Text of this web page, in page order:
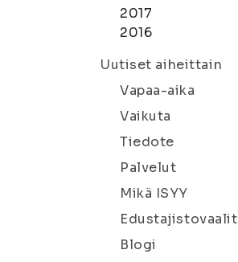
2017
2016
Uutiset aiheittain
Vapaa-aika
Vaikuta
Tiedote
Palvelut
Mikä ISYY
Edustajistovaalit
Blogi